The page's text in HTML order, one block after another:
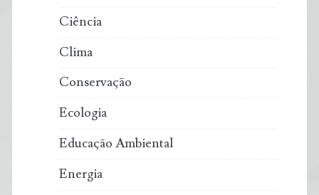
Ciência
Clima
Conservação
Ecologia
Educação Ambiental
Energia